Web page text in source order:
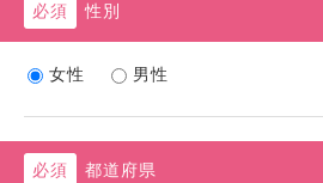
性別
女性 男性
都道府県